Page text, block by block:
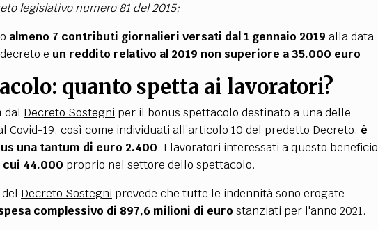
legislativo numero 81 del 2015;
almeno 7 contributi giornalieri versati dal 1 gennaio 2019 alla data
e un reddito relativo al 2019 non superiore a35.000 euro
quanto spetta ai lavoratori?
dal Decreto Sostegni per il bonus spettacolo destinato a una delle
Covid-19, così come individuati all’articolo 10 del predetto Decreto, è
una tantum di euro 2.400. I lavoratori interessati a questo beneficio
44.000 proprio nel settore dello spettacolo.
Decreto Sostegni prevede che tutte le indennità sono erogate
complessivo di 897,6 milioni di euro stanziati per l'anno 2021.